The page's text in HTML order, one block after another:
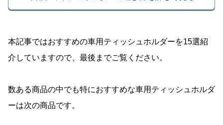
本記事ではおすすめの車用ティッシュホルダーを15選紹
介していますので、最後までご覧ください。
数ある商品の中でも特におすすめな車用ティッシュホルダ
ーは次の商品です。